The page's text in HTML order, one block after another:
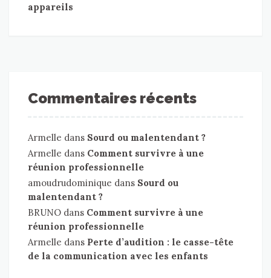
appareils
Commentaires récents
Armelle dans Sourd ou malentendant ?
Armelle dans Comment survivre à une
réunion professionnelle
amoudrudominique dans Sourd ou
malentendant ?
BRUNO dans Comment survivre à une
réunion professionnelle
Armelle dans Perte d’audition : le casse-tête
de la communication avec les enfants